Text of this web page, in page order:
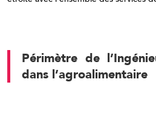
Périmètre de
dans l’agroalimentaire